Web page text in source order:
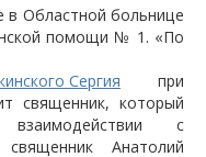
в Областной больнице
помощи № 1. «По
Сергия при
священник, который
с
Анатолий